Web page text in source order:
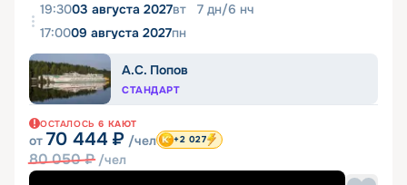
19:3003 августа 2027вт 7 дн/6 нч
17:0009 августа 2027пн
А.С. Попов
СТАНДАРТ
ОСТАЛОСЬ 6 КАЮТ
от 70 444 ₽ /чел
80 050₽ /чел
+2 027